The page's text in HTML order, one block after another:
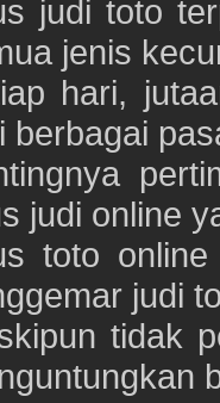
judi toto
jenis
hari,
berbagai
judi online
toto
judi
tidak